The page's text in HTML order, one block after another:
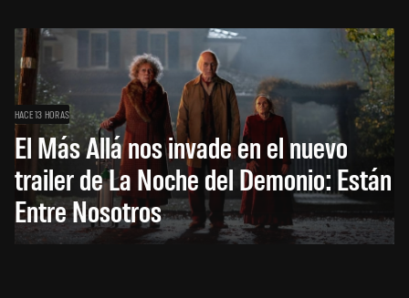
HACE 13 HORAS
El Más Allá nos invade en el nuevo
trailer de La Noche del Demonio: Están
Entre Nosotros